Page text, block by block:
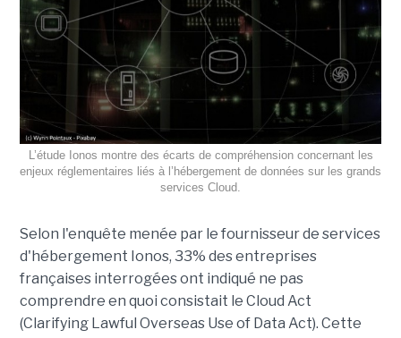
L’étude Ionos montre des écarts de compréhension concernant les
enjeux réglementaires liés à l’hébergement de données sur les grands
services Cloud.
Selon l'enquête menée par le fournisseur de services
d'hébergement Ionos, 33% des entreprises
françaises interrogées ont indiqué ne pas
comprendre en quoi consistait le Cloud Act
(Clarifying Lawful Overseas Use of Data Act). Cette